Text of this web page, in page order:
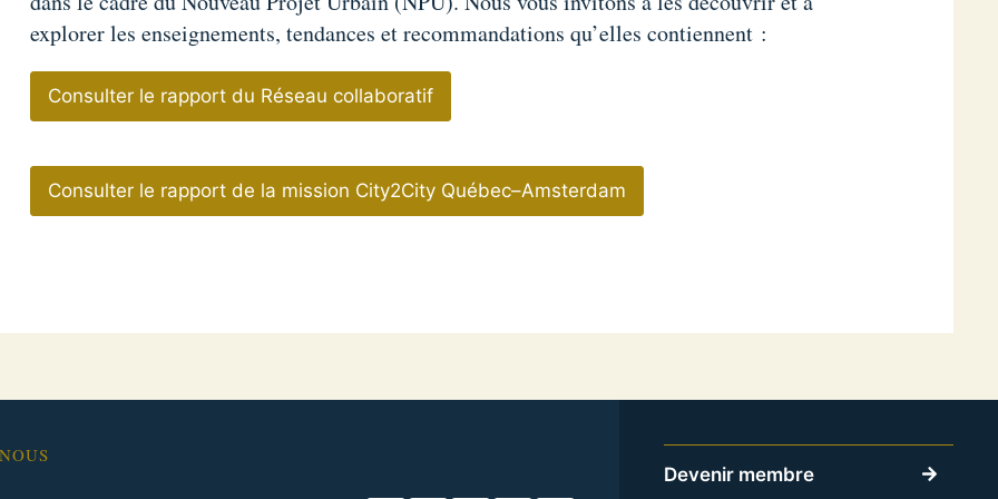
explorer les enseignements, tendances et recommandations qu’elles contiennent :
Consulter le rapport du Réseau collaboratif
Consulter le rapport de la mission City2City Québec–Amsterdam
Devenir membre